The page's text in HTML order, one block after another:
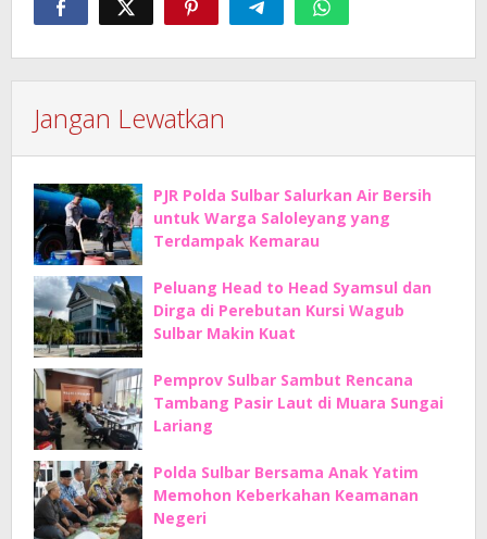
Jangan Lewatkan
PJR Polda Sulbar Salurkan Air Bersih
untuk Warga Saloleyang yang
Terdampak Kemarau
Peluang Head to Head Syamsul dan
Dirga di Perebutan Kursi Wagub
Sulbar Makin Kuat
Pemprov Sulbar Sambut Rencana
Tambang Pasir Laut di Muara Sungai
Lariang
Polda Sulbar Bersama Anak Yatim
Memohon Keberkahan Keamanan
Negeri